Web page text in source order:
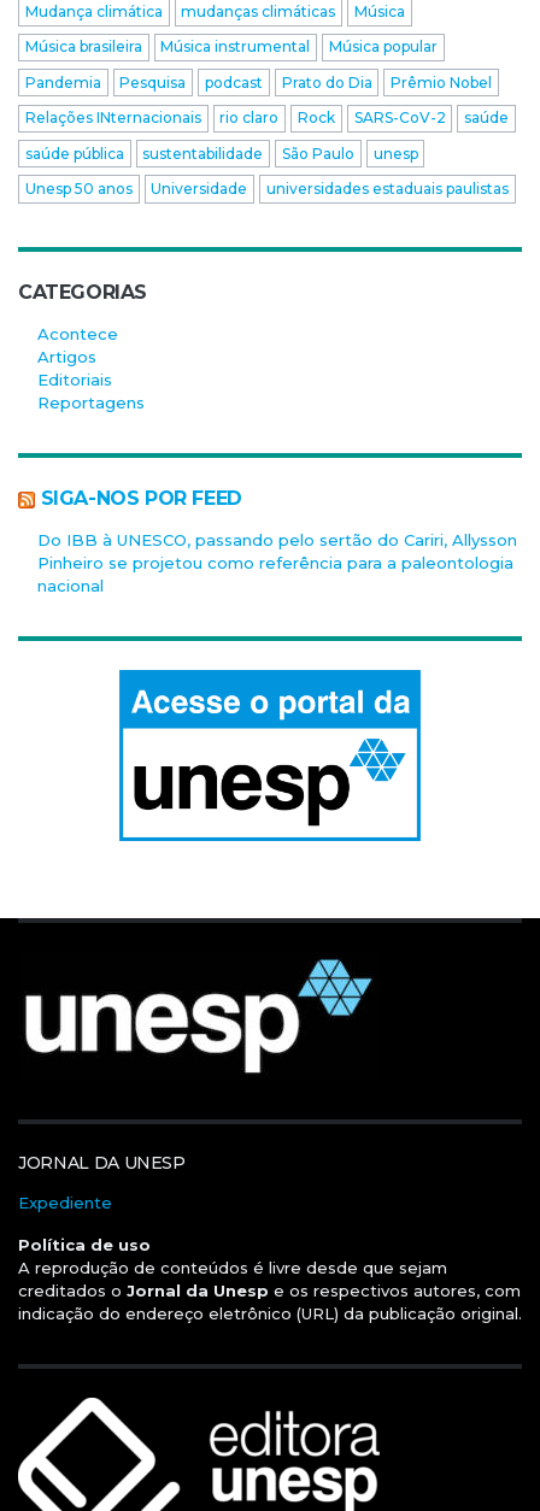
Mudança climática
mudanças climáticas
Música
Música brasileira
Música instrumental
Música popular
Pandemia
Pesquisa podcast Prato do Dia
Prêmio Nobel
Relações INternacionais
rio claro Rock SARS-CoV-2
saúde
saúde pública
sustentabilidade São Paulo
unesp
Unesp 50 anos
Universidade universidades estaduais paulistas
CATEGORIAS
Acontece
Artigos
Editoriais
Reportagens
SIGA-NOS POR FEED
Do IBB à UNESCO, passando pelo sertão do Cariri, Allysson
Pinheiro se projetou como referência para a paleontologia
nacional
JORNAL DA UNESP
Expediente
Política de uso
A reprodução de conteúdos é livre desde que sejam
creditados o Jornal da Unesp e os respectivos autores, com
indicação do endereço eletrônico (URL) da publicação original.